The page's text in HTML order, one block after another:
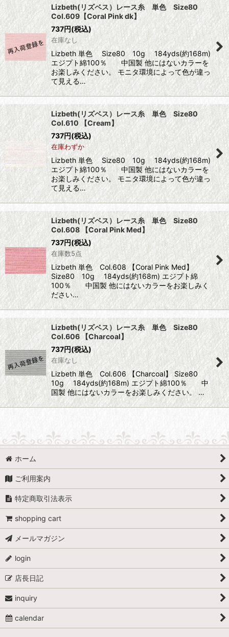
Lizbeth(リズベス）レース糸 単色 Size80
Col.609【Coral Pink dk】
737円(税込)
在庫なし
Lizbeth 単色 Size80 10g 184yds(約168m)
エジプト綿100％ 中国製 他にはないカラーを
お楽しみください。 モニタ環境によって色が違っ
て見える…
Lizbeth(リズベス）レース糸 単色 Size80
Col.610 【Cream】
737円(税込)
在庫わずか
Lizbeth 単色 Size80 10g 184yds(約168m)
エジプト綿100％ 中国製 他にはないカラーを
お楽しみください。 モニタ環境によって色が違っ
て見える…
Lizbeth(リズベス）レース糸 単色 Size80
Col.608 【Coral Pink Med】
737円(税込)
在庫数5点
Lizbeth 単色 Col.608 【Coral Pink Med】
Size80 10g 184yds(約168m) エジプト綿
100％ 中国製 他にはないカラーをお楽しみく
ださい…
Lizbeth(リズベス）レース糸 単色 Size80
Col.606 【Charcoal】
737円(税込)
在庫なし
Lizbeth 単色 Col.606 【Charcoal】 Size80
10g 184yds(約168m) エジプト綿100％ 中
国製 他にはないカラーをお楽しみください。 …
ホーム
ご利用案内
特定商取引法表示
shopping cart
メールマガジン
login
店長日記
inquiry
calendar